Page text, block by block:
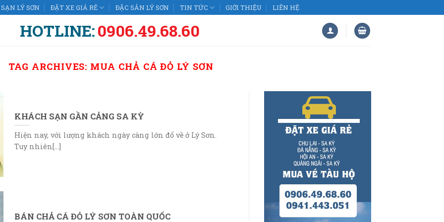
LÝ SƠN ĐẶT XE GIÁ RẺ ĐẶC SẢN LÝ SƠN TIN TỨC GIỚI THIỆU LIÊN HỆ
HOTLINE:0906.49.68.60
TAG ARCHIVES: MUA CHẢ CÁ ĐỎ LÝ SƠN
KHÁCH SẠN GẦN CẢNG SA KỲ
Hiện nay, với lượng khách ngày càng lớn đổ về ở Lý Sơn.
Tuy nhiên[...]
BÁN CHẢ CÁ ĐỎ LÝ SƠN TOÀN QUỐC